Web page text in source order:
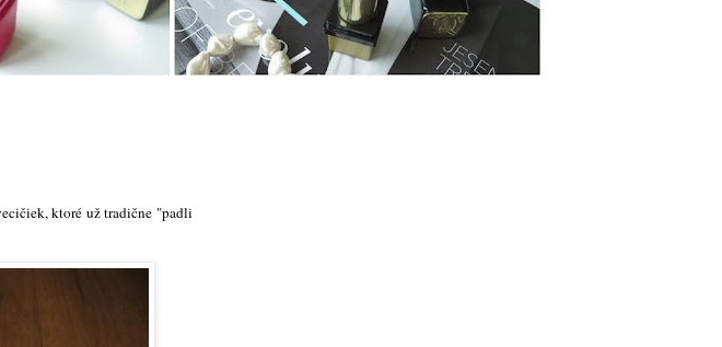
ktoré už tradične "padli